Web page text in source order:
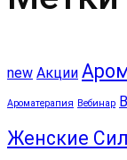
new Акции
Ароматерапия Вебинар
Женские